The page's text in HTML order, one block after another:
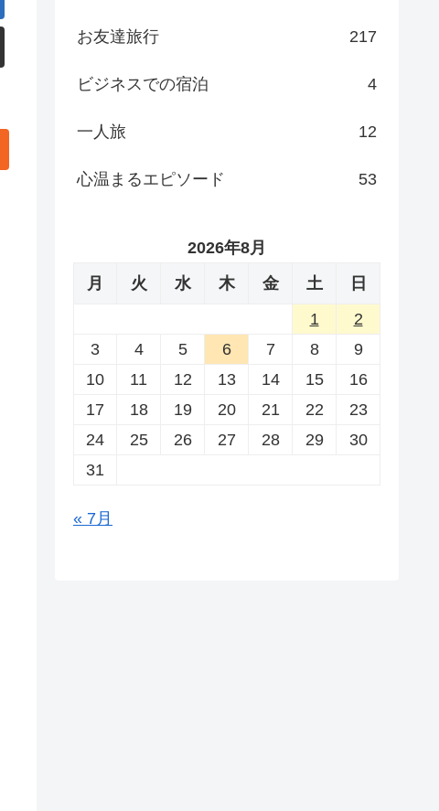
お友達旅行 217
ビジネスでの宿泊 4
一人旅 12
心温まるエピソード 53
2026年8月
月
火 水 木 金 土
日
1
2
3
4 5 6 7 8
9
10
11 12 13 14 15
16
17
18 19 20 21 22
23
24
25 26 27 28 29
30
31
« 7月